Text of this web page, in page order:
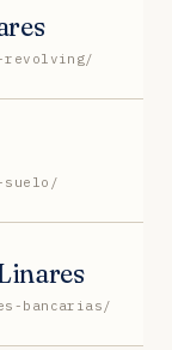
revolving/
suelo/
bancarias/